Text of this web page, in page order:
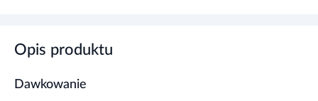
Opis produktu
Dawkowanie